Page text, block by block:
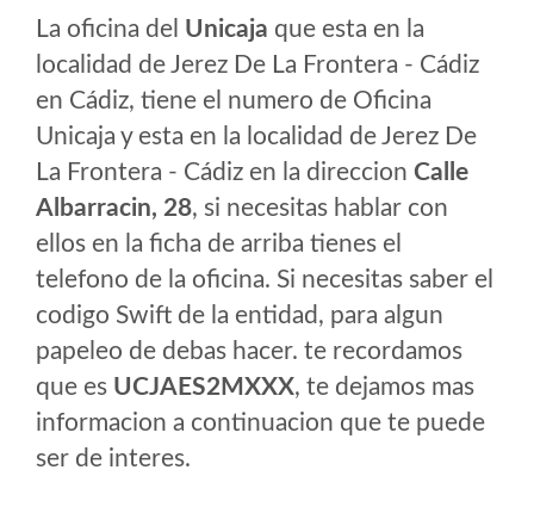
La oficina del Unicaja que esta en la
localidad de Jerez De La Frontera - Cádiz
en Cádiz, tiene el numero de Oficina
Unicaja y esta en la localidad de Jerez De
La Frontera - Cádiz en la direccion Calle
Albarracin, 28, si necesitas hablar con
ellos en la ficha de arriba tienes el
telefono de la oficina. Si necesitas saber el
codigo Swift de la entidad, para algun
papeleo de debas hacer. te recordamos
que es UCJAES2MXXX, te dejamos mas
informacion a continuacion que te puede
ser de interes.